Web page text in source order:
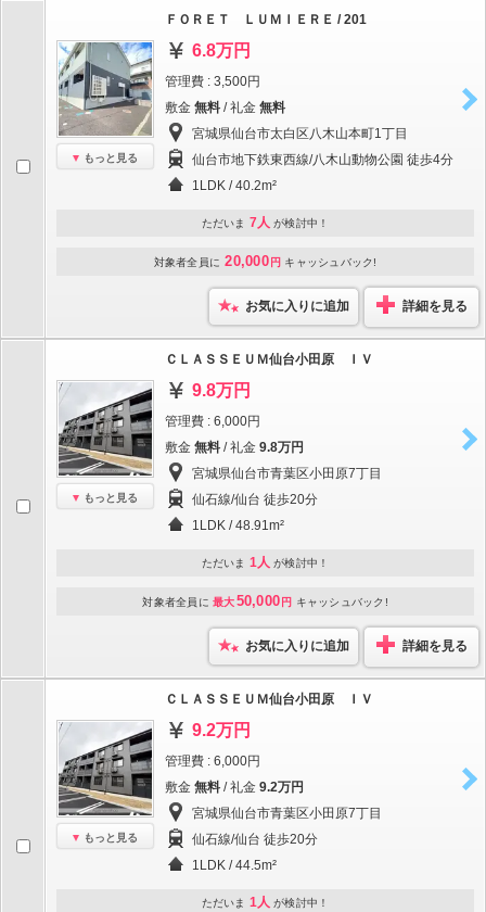
もっと見る
ＦＯＲＥＴ ＬＵＭＩＥＲＥ / 201
6.8万円
管理費 : 3,500円
敷金 無料 / 礼金 無料
宮城県仙台市太白区八木山本町1丁目
仙台市地下鉄東西線/八木山動物公園 徒歩4分
1LDK / 40.2m²
ただいま 7人 が検討中！
対象者全員に 20,000 円 キャッシュバック!
お気に入りに追加 詳細を見る
もっと見る
ＣＬＡＳＳＥＵＭ仙台小田原 ＩＶ
9.8万円
管理費 : 6,000円
敷金 無料 / 礼金 9.8万円
宮城県仙台市青葉区小田原7丁目
仙石線/仙台 徒歩20分
1LDK / 48.91m²
ただいま 1人 が検討中！
対象者全員に 最大50,000 円 キャッシュバック!
お気に入りに追加 詳細を見る
もっと見る
ＣＬＡＳＳＥＵＭ仙台小田原 ＩＶ
9.2万円
管理費 : 6,000円
敷金 無料 / 礼金 9.2万円
宮城県仙台市青葉区小田原7丁目
仙石線/仙台 徒歩20分
1LDK / 44.5m²
ただいま 1人 が検討中！